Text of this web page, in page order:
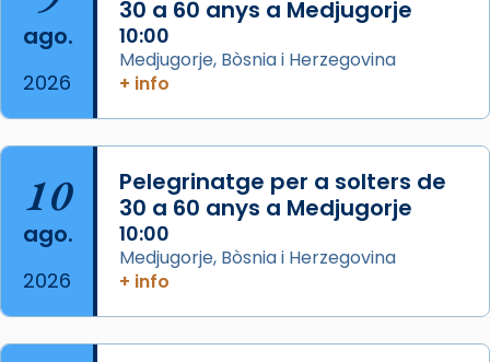
2 weeks ago
Aquest dilluns, 27 de juliol, ha tingut lloc la
missa d’acció de gràcies en agraïment al
comitè organitzador de la visita apostòlica
del Sant Pare Lleó XIV a Barcelona, i als
col·laboradors, a la Catedral de Barcelona.
L’arquebisbe de Barcelona, el cardenal Joan
Josep Omella, ha presidit la missa i l’ha
concelebrat el bisbe auxiliar de Barcelona,
Mons. David Abadías.
📸 Dr. G. Simón
Foto
ago.
2026
30 a 60 anys a Medjugorje
10:00
Medjugorje, Bòsnia i Herzegovina
+ info
10
ago.
2026
Pelegrinatge per a solters de
30 a 60 anys a Medjugorje
10:00
Medjugorje, Bòsnia i Herzegovina
+ info